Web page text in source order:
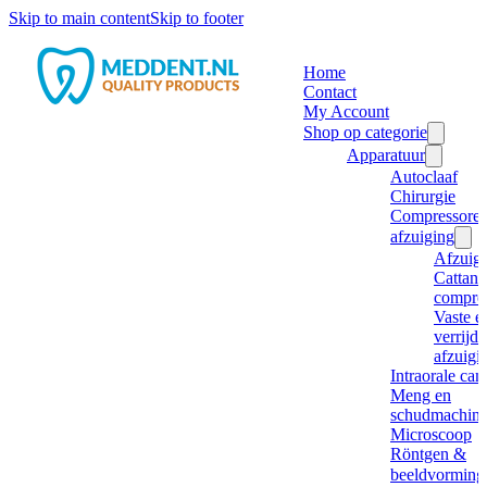
Skip to main contentSkip to footer
Home
Contact
My Account
Shop op categorie
Apparatuur
Autoclaaf
Chirurgie
afzuiging
Cattani
Vaste
Intraorale
Meng en
Microscoop
Röntgen &
beeldvorming